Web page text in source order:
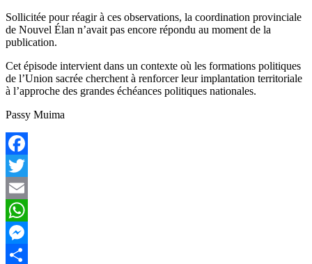
Sollicitée pour réagir à ces observations, la coordination provinciale
de Nouvel Élan n’avait pas encore répondu au moment de la
publication.
Cet épisode intervient dans un contexte où les formations politiques
de l’Union sacrée cherchent à renforcer leur implantation territoriale
à l’approche des grandes échéances politiques nationales.
Passy Muima
Facebook
Twitter
Email
WhatsApp
Messenger